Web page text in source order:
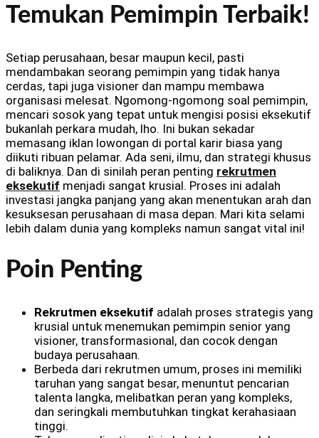
Temukan Pemimpin Terbaik!
Setiap perusahaan, besar maupun kecil, pasti
mendambakan seorang pemimpin yang tidak hanya
cerdas, tapi juga visioner dan mampu membawa
organisasi melesat. Ngomong-ngomong soal pemimpin,
mencari sosok yang tepat untuk mengisi posisi eksekutif
bukanlah perkara mudah, lho. Ini bukan sekadar
memasang iklan lowongan di portal karir biasa yang
diikuti ribuan pelamar. Ada seni, ilmu, dan strategi khusus
di baliknya. Dan di sinilah peran penting rekrutmen
eksekutif menjadi sangat krusial. Proses ini adalah
investasi jangka panjang yang akan menentukan arah dan
kesuksesan perusahaan di masa depan. Mari kita selami
lebih dalam dunia yang kompleks namun sangat vital ini!
Poin Penting
Rekrutmen eksekutif adalah proses strategis yang
krusial untuk menemukan pemimpin senior yang
visioner, transformasional, dan cocok dengan
budaya perusahaan.
Berbeda dari rekrutmen umum, proses ini memiliki
taruhan yang sangat besar, menuntut pencarian
talenta langka, melibatkan peran yang kompleks,
dan seringkali membutuhkan tingkat kerahasiaan
tinggi.